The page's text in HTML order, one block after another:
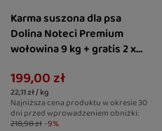
Karma suszona dla psa
Dolina Noteci Premium
wołowina 9 kg + gratis 2 x
Harmony wspierające
trawienie
199,00 zł
22,11 zł / kg
Najniższa cena produktu w okresie 30
dni przed wprowadzeniem obniżki:
218,98 zł -9%